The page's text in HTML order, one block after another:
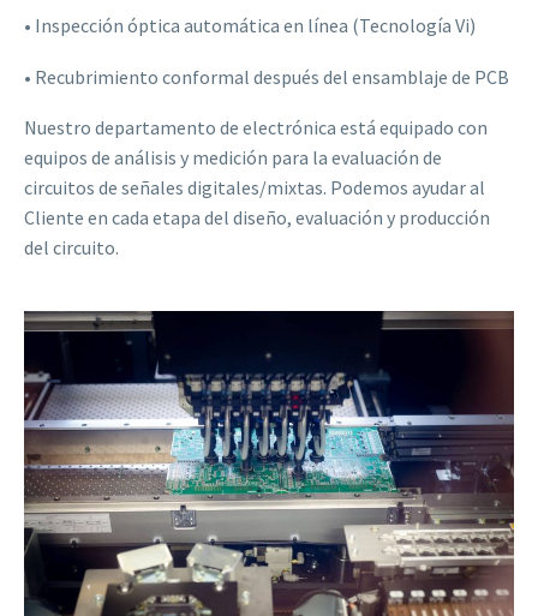
• Inspección óptica automática en línea (Tecnología Vi)
• Recubrimiento conformal después del ensamblaje de PCB
Nuestro departamento de electrónica está equipado con
equipos de análisis y medición para la evaluación de
circuitos de señales digitales/mixtas. Podemos ayudar al
Cliente en cada etapa del diseño, evaluación y producción
del circuito.